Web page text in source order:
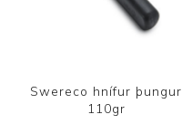
Swereco hnífur þungur
110gr